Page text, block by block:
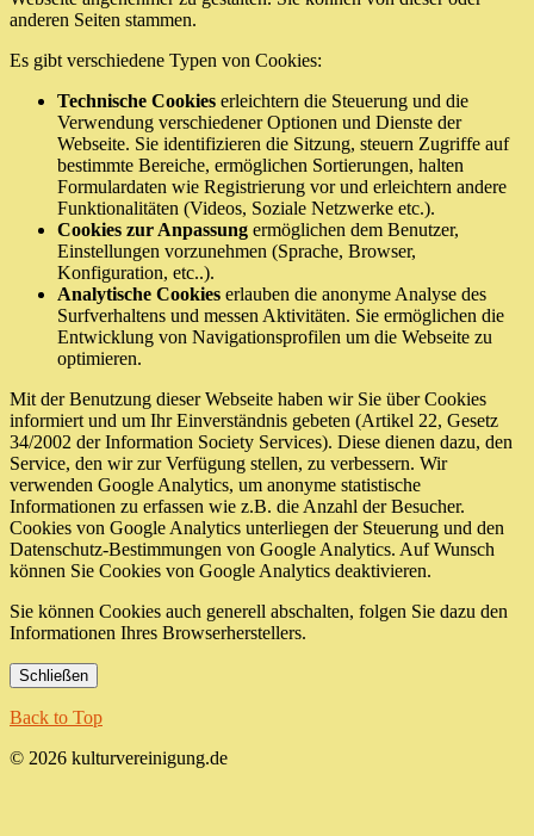
anderen Seiten stammen.
Es gibt verschiedene Typen von Cookies:
Technische Cookies erleichtern die Steuerung und die
Verwendung verschiedener Optionen und Dienste der
Webseite. Sie identifizieren die Sitzung, steuern Zugriffe auf
bestimmte Bereiche, ermöglichen Sortierungen, halten
Formulardaten wie Registrierung vor und erleichtern andere
Funktionalitäten (Videos, Soziale Netzwerke etc.).
Cookies zur Anpassung ermöglichen dem Benutzer,
Einstellungen vorzunehmen (Sprache, Browser,
Konfiguration, etc..).
Analytische Cookies erlauben die anonyme Analyse des
Surfverhaltens und messen Aktivitäten. Sie ermöglichen die
Entwicklung von Navigationsprofilen um die Webseite zu
optimieren.
Mit der Benutzung dieser Webseite haben wir Sie über Cookies
informiert und um Ihr Einverständnis gebeten (Artikel 22, Gesetz
34/2002 der Information Society Services). Diese dienen dazu, den
Service, den wir zur Verfügung stellen, zu verbessern. Wir
verwenden Google Analytics, um anonyme statistische
Informationen zu erfassen wie z.B. die Anzahl der Besucher.
Cookies von Google Analytics unterliegen der Steuerung und den
Datenschutz-Bestimmungen von Google Analytics. Auf Wunsch
können Sie Cookies von Google Analytics deaktivieren.
Sie können Cookies auch generell abschalten, folgen Sie dazu den
Informationen Ihres Browserherstellers.
Schließen
Back to Top
© 2026 kulturvereinigung.de